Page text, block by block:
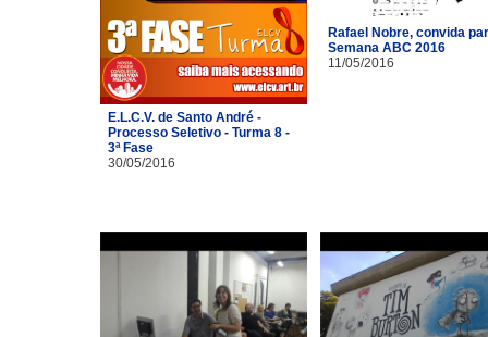
E.L.C.V. de Santo André -
Processo Seletivo - Turma 8 -
3ª Fase
30/05/2016
Rafael Nobre, convida
Semana ABC 2016
11/05/2016